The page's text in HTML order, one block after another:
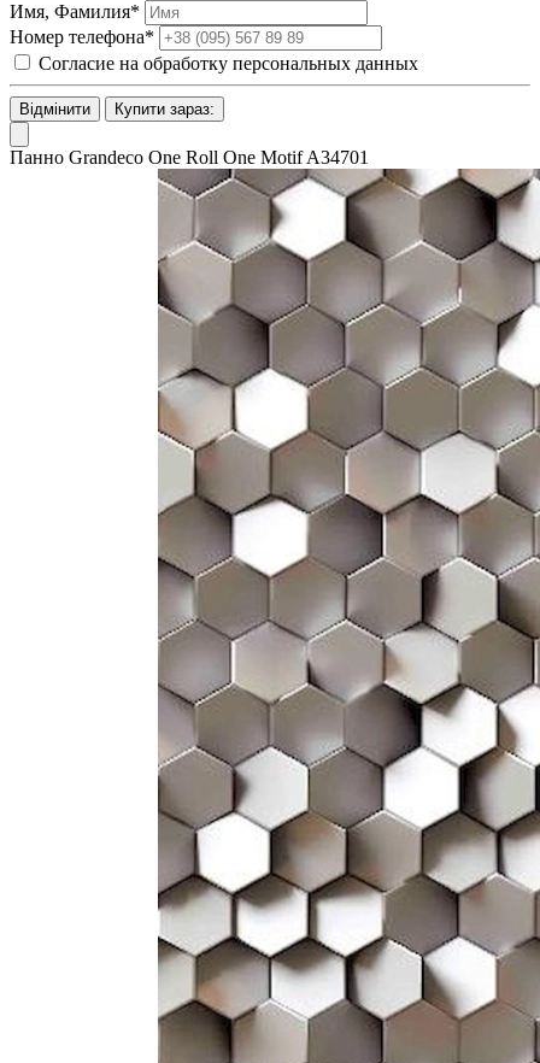
Имя, Фамилия*
Номер телефона*
Согласие на обработку персональных данных
Відмінити Купити зараз:
Панно Grandeco One Roll One Motif A34701